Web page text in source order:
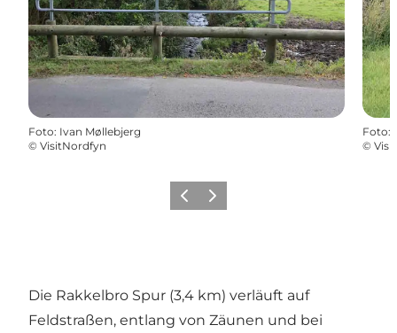
Foto: Ivan Møllebjerg
© VisitNordfyn
Foto:
©
ZurückWeiter
Die Rakkelbro Spur (3,4 km) verläuft auf
Feldstraßen, entlang von Zäunen und bei